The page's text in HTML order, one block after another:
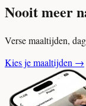
Nooit meer
Verse maaltijden,
Kies je maaltijden →